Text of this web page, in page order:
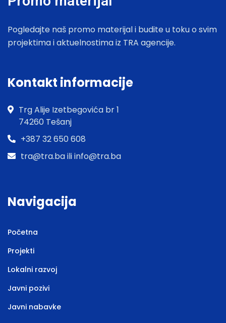
Pogledajte naš promo materijal i budite u toku o svim
projektima i aktuelnostima iz TRA agencije.
Kontakt informacije
Trg Alije Izetbegovića br 1
74260 Tešanj
+387 32 650 608
tra@tra.ba ili info@tra.ba
Navigacija
Početna
Projekti
Lokalni razvoj
Javni pozivi
Javni nabavke